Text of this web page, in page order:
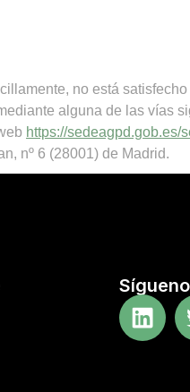
no está
alguna de las vías
https://sedeagpd.gob.es/
nº 6 (28001) de Madrid.